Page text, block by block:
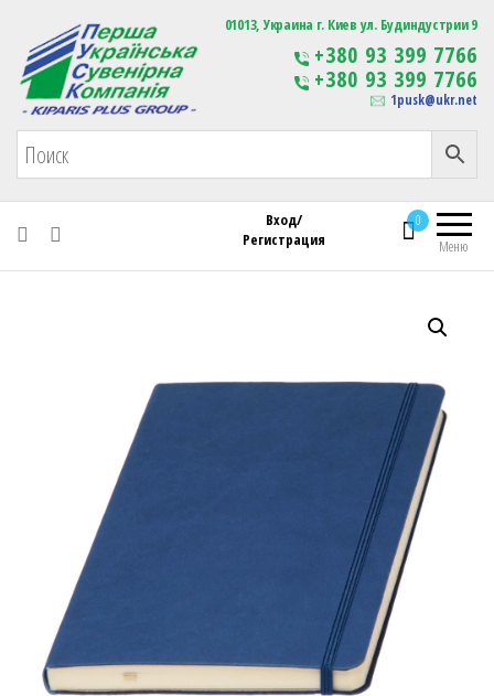
Первая Украинская Сувенирная Компания Изготовление
сувенирной продукции
с логотипом
01013, Украина г. Киев ул. Будиндустрии 9
+380 93 399 7766
+380 93 399 7766
1pusk@ukr.net
Меню
0
Вход/
Регистрация